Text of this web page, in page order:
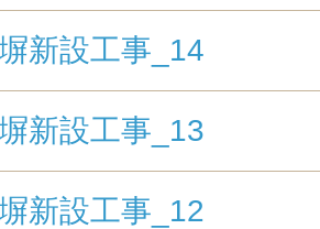
新設工事_14
新設工事_13
新設工事_12